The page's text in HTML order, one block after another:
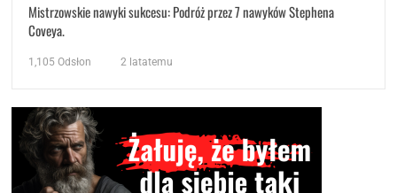
Mistrzowskie nawyki sukcesu: Podróż przez 7 nawyków Stephena
Coveya.
1,105 Odsłon 2 latatemu